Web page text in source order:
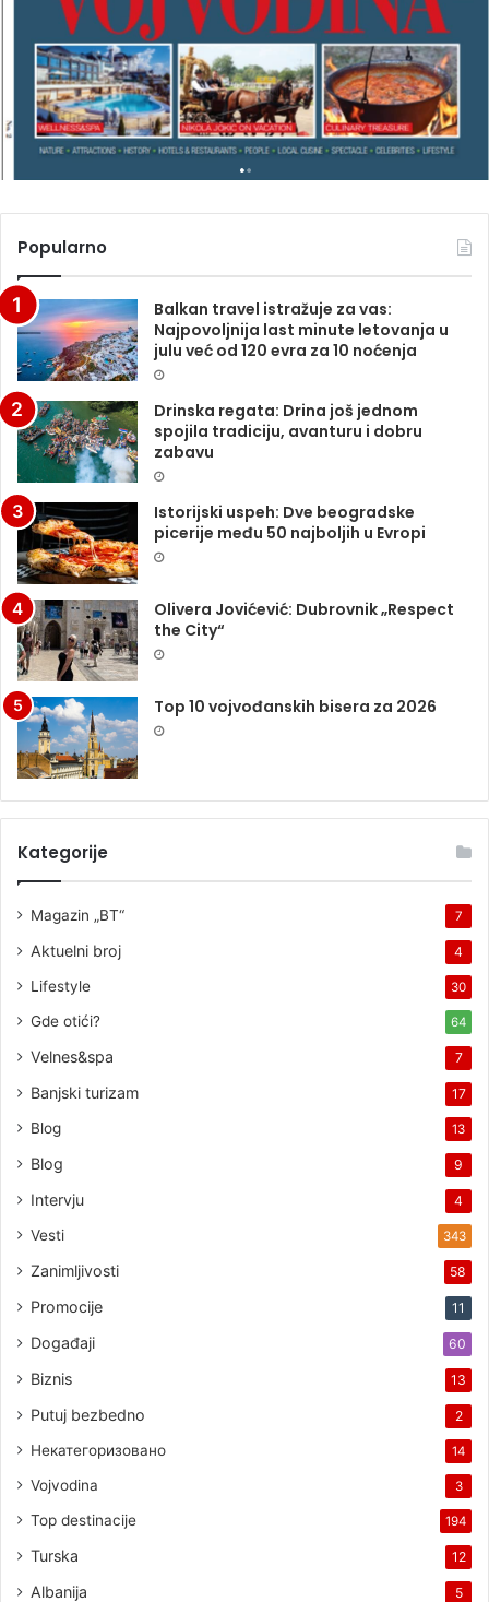
A
Popularno
Balkan travel istražuje za vas:
Najpovoljnija last minute letovanja u
julu već od 120 evra za 10 noćenja
Drinska regata: Drina još jednom
spojila tradiciju, avanturu i dobru
zabavu
Istorijski uspeh: Dve beogradske
picerije među 50 najboljih u Evropi
Olivera Jovićević: Dubrovnik „Respect
the City“
Top 10 vojvođanskih bisera za 2026
Kategorije
Magazin „BT“ 7
Aktuelni broj 4
Lifestyle 30
Gde otići? 64
Velnes&spa 7
Banjski turizam 17
Blog 13
Blog 9
Intervju 4
Vesti 343
Zanimljivosti 58
Promocije 11
Događaji 60
Biznis 13
Putuj bezbedno 2
Некатегоризовано 14
Vojvodina 3
Top destinacije 194
Turska 12
Albanija 5